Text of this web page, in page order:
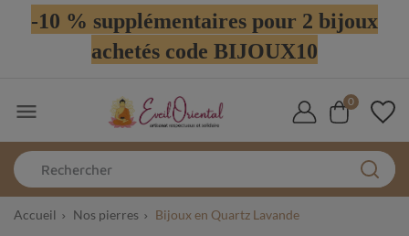
-10 % supplémentaires pour 2 bijoux
achetés code BIJOUX10
 0
Accueil Nos pierres Bijoux en Quartz Lavande